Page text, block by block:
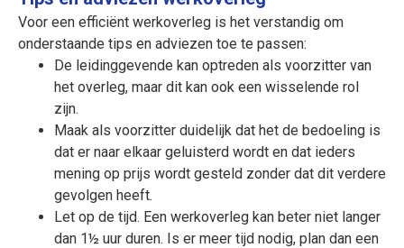
Voor een efficiënt werkoverleg is het verstandig om
onderstaande tips en adviezen toe te passen:
De leidinggevende kan optreden als voorzitter van
het overleg, maar dit kan ook een wisselende rol
zijn.
Maak als voorzitter duidelijk dat het de bedoeling is
dat er naar elkaar geluisterd wordt en dat ieders
mening op prijs wordt gesteld zonder dat dit verdere
gevolgen heeft.
Let op de tijd. Een werkoverleg kan beter niet langer
dan 1½ uur duren. Is er meer tijd nodig, plan dan een